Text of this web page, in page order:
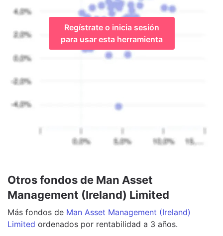
Regístrate o inicia sesión
para usar esta herramienta
Otros fondos de Man Asset
Management (Ireland) Limited
Más fondos de Man Asset Management (Ireland)
Limited ordenados por rentabilidad a 3 años.